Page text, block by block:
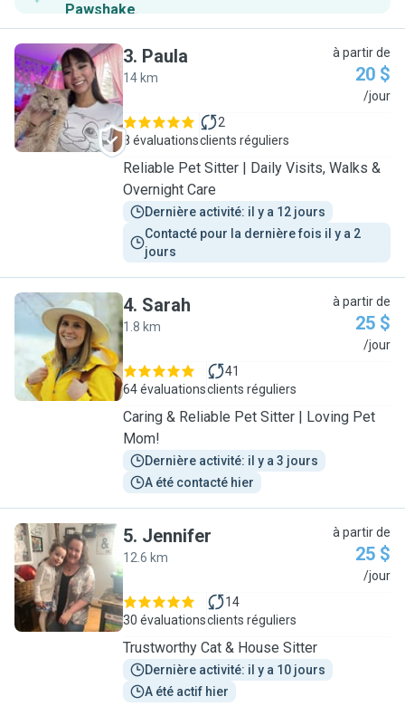
Pawshake.
P
3. Paula
14 km
à partir de
20 $
/jour
8 évaluations
2
clients réguliers
Reliable Pet Sitter | Daily Visits, Walks &
Overnight Care
Dernière activité: il y a 12 jours
Contacté pour la dernière fois il y a 2
jours
S
4. Sarah
1.8 km
à partir de
25 $
/jour
64 évaluations
41
clients réguliers
Caring & Reliable Pet Sitter | Loving Pet
Mom!
Dernière activité: il y a 3 jours
A été contacté hier
J
5. Jennifer
12.6 km
à partir de
25 $
/jour
30 évaluations
14
clients réguliers
Trustworthy Cat & House Sitter
Dernière activité: il y a 10 jours
A été actif hier